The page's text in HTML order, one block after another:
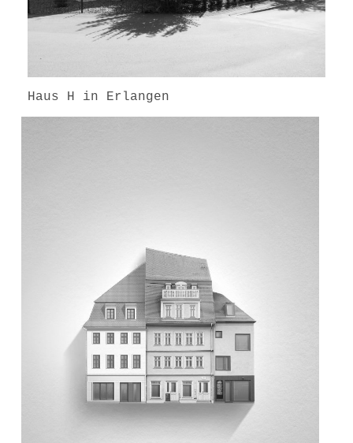
Haus H in Erlangen